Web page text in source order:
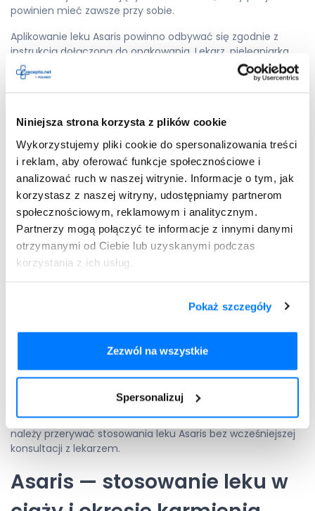
Niniejsza strona korzysta z plików cookie
Wykorzystujemy pliki cookie do spersonalizowania treści
i reklam, aby oferować funkcje społecznościowe i
analizować ruch w naszej witrynie. Informacje o tym, jak
korzystasz z naszej witryny, udostępniamy partnerom
społecznościowym, reklamowym i analitycznym.
Partnerzy mogą połączyć te informacje z innymi danymi
otrzymanymi od Ciebie lub uzyskanymi podczas
korzystania z ich usług.
Pokaż szczegóły
Zezwól na wszystkie
Spersonalizuj
powinien mieć zawsze przy sobie.
Aplikowanie leku Asaris powinno odbywać się zgodnie z
instrukcją dołączoną do opakowania. Lekarz, pielęgniarka
lub farmaceuta powinni wcześniej poinstruować pacjenta.
Bezpośrednio po każdej inhalacji należy wypłukać jamę
Wystawiamy recepty nierefundowane – 100 % płatne.
Maksymalnie 4 leki na jednej recepcie.
Asaris
Dodaj do
Nie wolno stosować dawki większej niż zalecana. Nie wpływa
to na poprawę skuteczności leczenia i może powodować
działania niepożądane związane z przedawkowaniem
substancji czynnych, w tym: drżenia, ból głowy,
przyspieszenie czynności serca, osłabienie mięśni i ból
mięśni. W takiej sytuacji natychmiast należy poinformować
lekarza i postępować zgodnie z jego wskazaniami. Nie
należy przerywać stosowania leku Asaris bez wcześniejszej
konsultacji z lekarzem.
Asaris — stosowanie leku w